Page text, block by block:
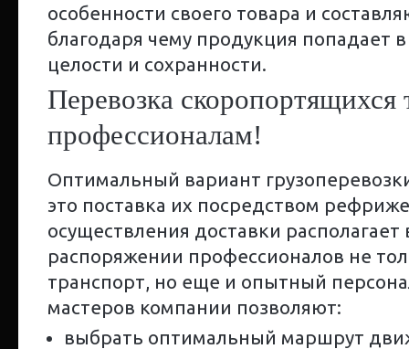
особенности своего товара и
благодаря чему продукция попадает
целости и сохранности.
Перевозка скоропортящихся
профессионалам!
Оптимальный вариант
это поставка их посредством
осуществления доставки
распоряжении профессионалов не
транспорт, но еще и опытный
мастеров компании позволяют:
выбрать оптимальный маршрут